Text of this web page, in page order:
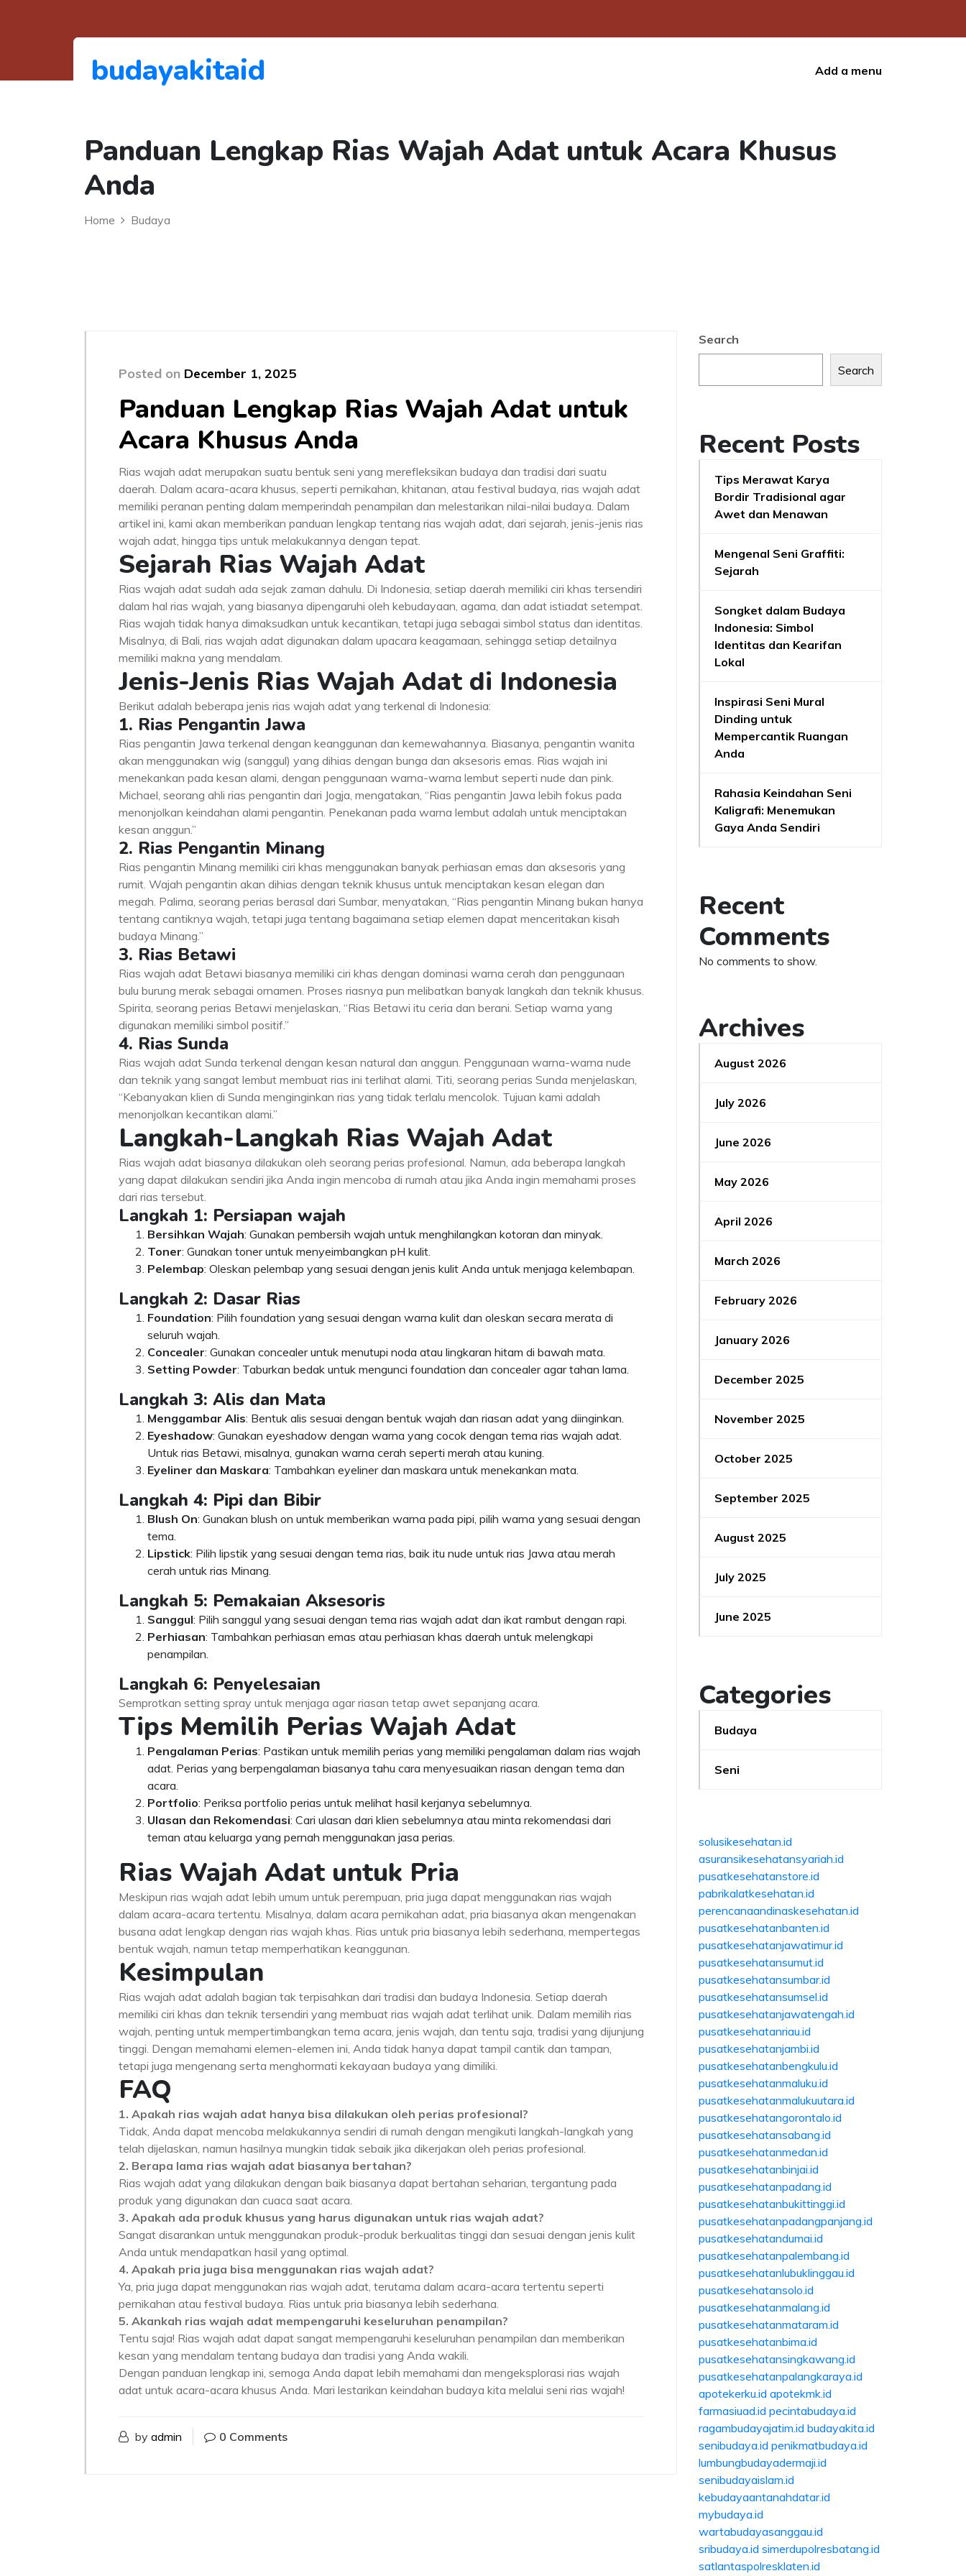
budayakitaid Add a menu
Panduan Lengkap Rias Wajah Adat untuk Acara Khusus
Anda
Home Budaya
Posted on December 1, 2025
Panduan Lengkap Rias Wajah Adat untuk
Acara Khusus Anda
Rias wajah adat merupakan suatu bentuk seni yang merefleksikan budaya dan tradisi dari suatu
daerah. Dalam acara-acara khusus, seperti pernikahan, khitanan, atau festival budaya, rias wajah adat
memiliki peranan penting dalam memperindah penampilan dan melestarikan nilai-nilai budaya. Dalam
artikel ini, kami akan memberikan panduan lengkap tentang rias wajah adat, dari sejarah, jenis-jenis rias
wajah adat, hingga tips untuk melakukannya dengan tepat.
Sejarah Rias Wajah Adat
Rias wajah adat sudah ada sejak zaman dahulu. Di Indonesia, setiap daerah memiliki ciri khas tersendiri
dalam hal rias wajah, yang biasanya dipengaruhi oleh kebudayaan, agama, dan adat istiadat setempat.
Rias wajah tidak hanya dimaksudkan untuk kecantikan, tetapi juga sebagai simbol status dan identitas.
Misalnya, di Bali, rias wajah adat digunakan dalam upacara keagamaan, sehingga setiap detailnya
memiliki makna yang mendalam.
Jenis-Jenis Rias Wajah Adat di Indonesia
Berikut adalah beberapa jenis rias wajah adat yang terkenal di Indonesia:
1. Rias Pengantin Jawa
Rias pengantin Jawa terkenal dengan keanggunan dan kemewahannya. Biasanya, pengantin wanita
akan menggunakan wig (sanggul) yang dihias dengan bunga dan aksesoris emas. Rias wajah ini
menekankan pada kesan alami, dengan penggunaan warna-warna lembut seperti nude dan pink.
Michael, seorang ahli rias pengantin dari Jogja, mengatakan, “Rias pengantin Jawa lebih fokus pada
menonjolkan keindahan alami pengantin. Penekanan pada warna lembut adalah untuk menciptakan
kesan anggun.”
2. Rias Pengantin Minang
Rias pengantin Minang memiliki ciri khas menggunakan banyak perhiasan emas dan aksesoris yang
rumit. Wajah pengantin akan dihias dengan teknik khusus untuk menciptakan kesan elegan dan
megah. Palima, seorang perias berasal dari Sumbar, menyatakan, “Rias pengantin Minang bukan hanya
tentang cantiknya wajah, tetapi juga tentang bagaimana setiap elemen dapat menceritakan kisah
budaya Minang.”
3. Rias Betawi
Rias wajah adat Betawi biasanya memiliki ciri khas dengan dominasi warna cerah dan penggunaan
bulu burung merak sebagai ornamen. Proses riasnya pun melibatkan banyak langkah dan teknik khusus.
Spirita, seorang perias Betawi menjelaskan, “Rias Betawi itu ceria dan berani. Setiap warna yang
digunakan memiliki simbol positif.”
4. Rias Sunda
Rias wajah adat Sunda terkenal dengan kesan natural dan anggun. Penggunaan warna-warna nude
dan teknik yang sangat lembut membuat rias ini terlihat alami. Titi, seorang perias Sunda menjelaskan,
“Kebanyakan klien di Sunda menginginkan rias yang tidak terlalu mencolok. Tujuan kami adalah
menonjolkan kecantikan alami.”
Langkah-Langkah Rias Wajah Adat
Rias wajah adat biasanya dilakukan oleh seorang perias profesional. Namun, ada beberapa langkah
yang dapat dilakukan sendiri jika Anda ingin mencoba di rumah atau jika Anda ingin memahami proses
dari rias tersebut.
Langkah 1: Persiapan wajah
Bersihkan Wajah: Gunakan pembersih wajah untuk menghilangkan kotoran dan minyak.
Toner: Gunakan toner untuk menyeimbangkan pH kulit.
Pelembap: Oleskan pelembap yang sesuai dengan jenis kulit Anda untuk menjaga kelembapan.
Langkah 2: Dasar Rias
Foundation: Pilih foundation yang sesuai dengan warna kulit dan oleskan secara merata di
seluruh wajah.
Concealer: Gunakan concealer untuk menutupi noda atau lingkaran hitam di bawah mata.
Setting Powder: Taburkan bedak untuk mengunci foundation dan concealer agar tahan lama.
Langkah 3: Alis dan Mata
Menggambar Alis: Bentuk alis sesuai dengan bentuk wajah dan riasan adat yang diinginkan.
Eyeshadow: Gunakan eyeshadow dengan warna yang cocok dengan tema rias wajah adat.
Untuk rias Betawi, misalnya, gunakan warna cerah seperti merah atau kuning.
Eyeliner dan Maskara: Tambahkan eyeliner dan maskara untuk menekankan mata.
Langkah 4: Pipi dan Bibir
Blush On: Gunakan blush on untuk memberikan warna pada pipi, pilih warna yang sesuai dengan
tema.
Lipstick: Pilih lipstik yang sesuai dengan tema rias, baik itu nude untuk rias Jawa atau merah
cerah untuk rias Minang.
Langkah 5: Pemakaian Aksesoris
Sanggul: Pilih sanggul yang sesuai dengan tema rias wajah adat dan ikat rambut dengan rapi.
Perhiasan: Tambahkan perhiasan emas atau perhiasan khas daerah untuk melengkapi
penampilan.
Langkah 6: Penyelesaian
Semprotkan setting spray untuk menjaga agar riasan tetap awet sepanjang acara.
Tips Memilih Perias Wajah Adat
Pengalaman Perias: Pastikan untuk memilih perias yang memiliki pengalaman dalam rias wajah
adat. Perias yang berpengalaman biasanya tahu cara menyesuaikan riasan dengan tema dan
acara.
Portfolio: Periksa portfolio perias untuk melihat hasil kerjanya sebelumnya.
Ulasan dan Rekomendasi: Cari ulasan dari klien sebelumnya atau minta rekomendasi dari
teman atau keluarga yang pernah menggunakan jasa perias.
Rias Wajah Adat untuk Pria
Meskipun rias wajah adat lebih umum untuk perempuan, pria juga dapat menggunakan rias wajah
dalam acara-acara tertentu. Misalnya, dalam acara pernikahan adat, pria biasanya akan mengenakan
busana adat lengkap dengan rias wajah khas. Rias untuk pria biasanya lebih sederhana, mempertegas
bentuk wajah, namun tetap memperhatikan keanggunan.
Kesimpulan
Rias wajah adat adalah bagian tak terpisahkan dari tradisi dan budaya Indonesia. Setiap daerah
memiliki ciri khas dan teknik tersendiri yang membuat rias wajah adat terlihat unik. Dalam memilih rias
wajah, penting untuk mempertimbangkan tema acara, jenis wajah, dan tentu saja, tradisi yang dijunjung
tinggi. Dengan memahami elemen-elemen ini, Anda tidak hanya dapat tampil cantik dan tampan,
tetapi juga mengenang serta menghormati kekayaan budaya yang dimiliki.
FAQ
1. Apakah rias wajah adat hanya bisa dilakukan oleh perias profesional?
Tidak, Anda dapat mencoba melakukannya sendiri di rumah dengan mengikuti langkah-langkah yang
telah dijelaskan, namun hasilnya mungkin tidak sebaik jika dikerjakan oleh perias profesional.
2. Berapa lama rias wajah adat biasanya bertahan?
Rias wajah adat yang dilakukan dengan baik biasanya dapat bertahan seharian, tergantung pada
produk yang digunakan dan cuaca saat acara.
3. Apakah ada produk khusus yang harus digunakan untuk rias wajah adat?
Sangat disarankan untuk menggunakan produk-produk berkualitas tinggi dan sesuai dengan jenis kulit
Anda untuk mendapatkan hasil yang optimal.
4. Apakah pria juga bisa menggunakan rias wajah adat?
Ya, pria juga dapat menggunakan rias wajah adat, terutama dalam acara-acara tertentu seperti
pernikahan atau festival budaya. Rias untuk pria biasanya lebih sederhana.
5. Akankah rias wajah adat mempengaruhi keseluruhan penampilan?
Tentu saja! Rias wajah adat dapat sangat mempengaruhi keseluruhan penampilan dan memberikan
kesan yang mendalam tentang budaya dan tradisi yang Anda wakili.
Dengan panduan lengkap ini, semoga Anda dapat lebih memahami dan mengeksplorasi rias wajah
adat untuk acara-acara khusus Anda. Mari lestarikan keindahan budaya kita melalui seni rias wajah!
by admin 0 Comments
Search
Search
Recent Posts
Tips Merawat Karya
Bordir Tradisional agar
Awet dan Menawan
Mengenal Seni Graffiti:
Sejarah
Songket dalam Budaya
Indonesia: Simbol
Identitas dan Kearifan
Lokal
Inspirasi Seni Mural
Dinding untuk
Mempercantik Ruangan
Anda
Rahasia Keindahan Seni
Kaligrafi: Menemukan
Gaya Anda Sendiri
Recent
Comments
No comments to show.
Archives
August 2026
July 2026
June 2026
May 2026
April 2026
March 2026
February 2026
January 2026
December 2025
November 2025
October 2025
September 2025
August 2025
July 2025
June 2025
Categories
Budaya
Seni
solusikesehatan.id
asuransikesehatansyariah.id
pusatkesehatanstore.id
pabrikalatkesehatan.id
perencanaandinaskesehatan.id
pusatkesehatanbanten.id
pusatkesehatanjawatimur.id
pusatkesehatansumut.id
pusatkesehatansumbar.id
pusatkesehatansumsel.id
pusatkesehatanjawatengah.id
pusatkesehatanriau.id
pusatkesehatanjambi.id
pusatkesehatanbengkulu.id
pusatkesehatanmaluku.id
pusatkesehatanmalukuutara.id
pusatkesehatangorontalo.id
pusatkesehatansabang.id
pusatkesehatanmedan.id
pusatkesehatanbinjai.id
pusatkesehatanpadang.id
pusatkesehatanbukittinggi.id
pusatkesehatanpadangpanjang.id
pusatkesehatandumai.id
pusatkesehatanpalembang.id
pusatkesehatanlubuklinggau.id
pusatkesehatansolo.id
pusatkesehatanmalang.id
pusatkesehatanmataram.id
pusatkesehatanbima.id
pusatkesehatansingkawang.id
pusatkesehatanpalangkaraya.id
apotekerku.id apotekmk.id
farmasiuad.id pecintabudaya.id
ragambudayajatim.id budayakita.id
senibudaya.id penikmatbudaya.id
lumbungbudayadermaji.id
senibudayaislam.id
kebudayaantanahdatar.id
mybudaya.id
wartabudayasanggau.id
sribudaya.id simerdupolresbatang.id
satlantaspolresklaten.id